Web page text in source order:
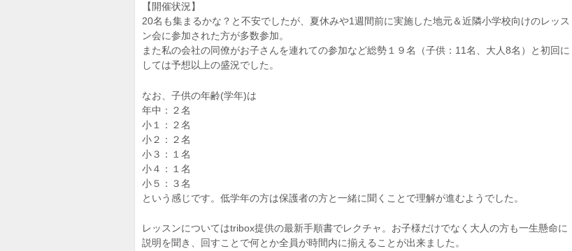
【開催状況】
20名も集まるかな？と不安でしたが、夏休みや1週間前に実施した地元＆近隣小学校向けのレッス
ン会に参加された方が多数参加。
また私の会社の同僚がお子さんを連れての参加など総勢１９名（子供：11名、大人8名）と初回に
しては予想以上の盛況でした。
なお、子供の年齢(学年)は
年中：２名
小１：２名
小２：２名
小３：１名
小４：１名
小５：３名
という感じです。低学年の方は保護者の方と一緒に聞くことで理解が進むようでした。
レッスンについてはtribox提供の最新手順書でレクチャ。お子様だけでなく大人の方も一生懸命に
説明を聞き、回すことで何とか全員が時間内に揃えることが出来ました。